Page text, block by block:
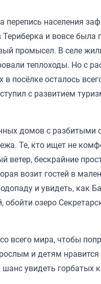
населения
Териберка и вовсе
промысел. В селе
теплоходы. Но с
посёлке осталось
с развитием
домов с
Те, кто ищет не
ветер, бескрайние
возит гостей в
и увидеть, как
озеро
всего мира, чтобы
и детям
увидеть горбатых